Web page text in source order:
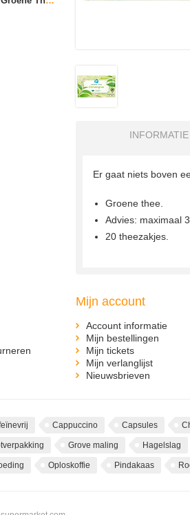
INFORMATIE
Er gaat niets boven
Groene thee.
Advies: maximaal
20 theezakjes.
Mijn account
Account informatie
Mijn bestellingen
Mijn tickets
Mijn verlanglijst
Nieuwsbrieven
Cappuccino Capsules
Grove maling Hagelslag
Oploskoffie Pindakaas